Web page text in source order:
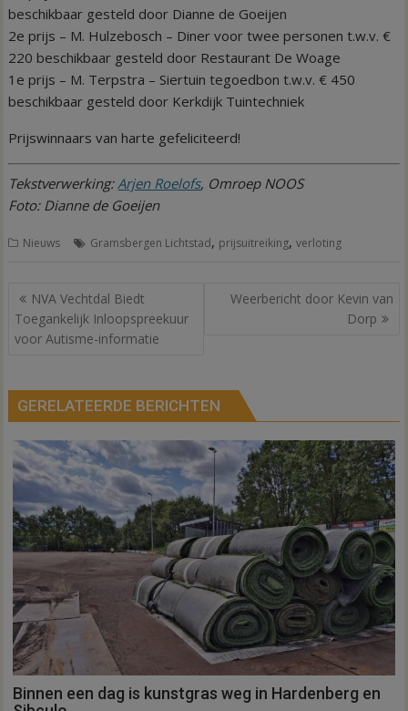
beschikbaar gesteld door Dianne de Goeijen
2e prijs – M. Hulzebosch – Diner voor twee personen t.w.v. €
220 beschikbaar gesteld door Restaurant De Woage
1e prijs – M. Terpstra – Siertuin tegoedbon t.w.v. € 450
beschikbaar gesteld door Kerkdijk Tuintechniek
Prijswinnaars van harte gefeliciteerd!
Tekstverwerking: Arjen Roelofs, Omroep NOOS
Foto: Dianne de Goeijen
Nieuws Gramsbergen Lichtstad, prijsuitreiking,verloting
Bericht
navigatie
NVA Vechtdal Biedt
Toegankelijk Inloopspreekuur
voor Autisme-informatie
Weerbericht door Kevin van
Dorp
GERELATEERDE BERICHTEN
Binnen een dag is kunstgras weg in Hardenberg en